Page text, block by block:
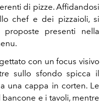
di pizze. Affidandosi
chef e dei pizzaioli, si
proposte presenti nella
con un focus visivo
sullo sfondo spicca il
una cappa in corten. Le
e i tavoli, mentre